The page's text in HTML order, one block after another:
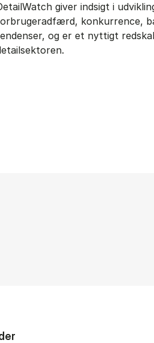
giver indsigt i
konkurrence,
og er et nyttigt